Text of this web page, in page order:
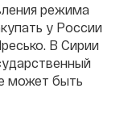
режима
у России
В Сирии
может быть